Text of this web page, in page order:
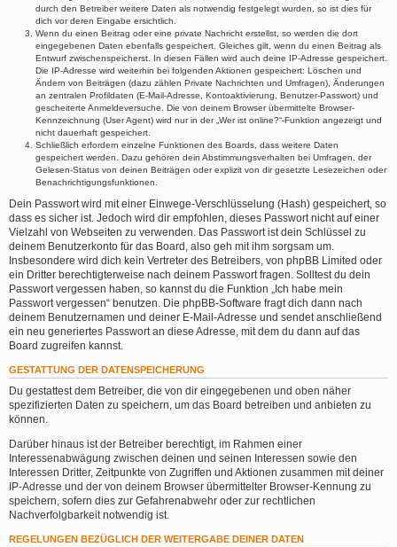
durch den Betreiber weitere Daten als notwendig festgelegt wurden, so ist dies für
dich vor deren Eingabe ersichtlich.
Wenn du einen Beitrag oder eine private Nachricht erstellst, so werden die dort
eingegebenen Daten ebenfalls gespeichert. Gleiches gilt, wenn du einen Beitrag als
Entwurf zwischenspeicherst. In diesen Fällen wird auch deine IP-Adresse gespeichert.
Die IP-Adresse wird weiterhin bei folgenden Aktionen gespeichert: Löschen und
Ändern von Beiträgen (dazu zählen Private Nachrichten und Umfragen), Änderungen
an zentralen Profildaten (E-Mail-Adresse, Kontoaktivierung, Benutzer-Passwort) und
gescheiterte Anmeldeversuche. Die von deinem Browser übermittelte Browser-
Kennzeichnung (User Agent) wird nur in der „Wer ist online?“-Funktion angezeigt und
nicht dauerhaft gespeichert.
Schließlich erfordern einzelne Funktionen des Boards, dass weitere Daten
gespeichert werden. Dazu gehören dein Abstimmungsverhalten bei Umfragen, der
Gelesen-Status von deinen Beiträgen oder explizit von dir gesetzte Lesezeichen oder
Benachrichtigungsfunktionen.
Dein Passwort wird mit einer Einwege-Verschlüsselung (Hash) gespeichert, so
dass es sicher ist. Jedoch wird dir empfohlen, dieses Passwort nicht auf einer
Vielzahl von Webseiten zu verwenden. Das Passwort ist dein Schlüssel zu
deinem Benutzerkonto für das Board, also geh mit ihm sorgsam um.
Insbesondere wird dich kein Vertreter des Betreibers, von phpBB Limited oder
ein Dritter berechtigterweise nach deinem Passwort fragen. Solltest du dein
Passwort vergessen haben, so kannst du die Funktion „Ich habe mein
Passwort vergessen“ benutzen. Die phpBB-Software fragt dich dann nach
deinem Benutzernamen und deiner E-Mail-Adresse und sendet anschließend
ein neu generiertes Passwort an diese Adresse, mit dem du dann auf das
Board zugreifen kannst.
GESTATTUNG DER DATENSPEICHERUNG
Du gestattest dem Betreiber, die von dir eingegebenen und oben näher
spezifizierten Daten zu speichern, um das Board betreiben und anbieten zu
können.
Darüber hinaus ist der Betreiber berechtigt, im Rahmen einer
Interessenabwägung zwischen deinen und seinen Interessen sowie den
Interessen Dritter, Zeitpunkte von Zugriffen und Aktionen zusammen mit deiner
IP-Adresse und der von deinem Browser übermittelter Browser-Kennung zu
speichern, sofern dies zur Gefahrenabwehr oder zur rechtlichen
Nachverfolgbarkeit notwendig ist.
REGELUNGEN BEZÜGLICH DER WEITERGABE DEINER DATEN